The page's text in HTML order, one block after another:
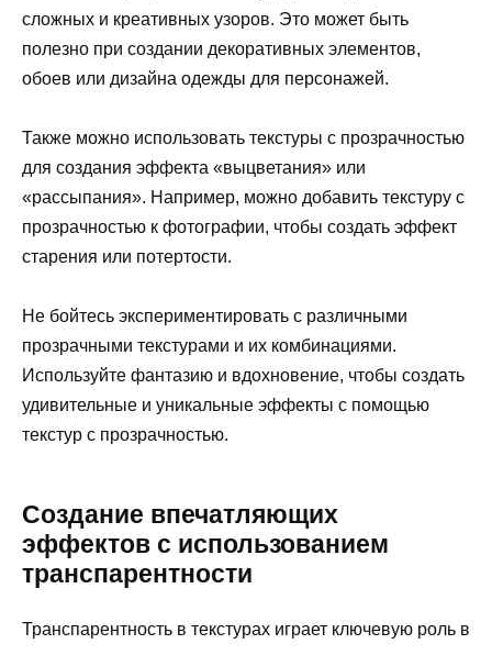
сложных и креативных узоров. Это может быть
полезно при создании декоративных элементов,
обоев или дизайна одежды для персонажей.
Также можно использовать текстуры с прозрачностью
для создания эффекта «выцветания» или
«рассыпания». Например, можно добавить текстуру с
прозрачностью к фотографии, чтобы создать эффект
старения или потертости.
Не бойтесь экспериментировать с различными
прозрачными текстурами и их комбинациями.
Используйте фантазию и вдохновение, чтобы создать
удивительные и уникальные эффекты с помощью
текстур с прозрачностью.
Создание впечатляющих
эффектов с использованием
транспарентности
Транспарентность в текстурах играет ключевую роль в